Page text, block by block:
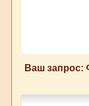
Ваш запрос: